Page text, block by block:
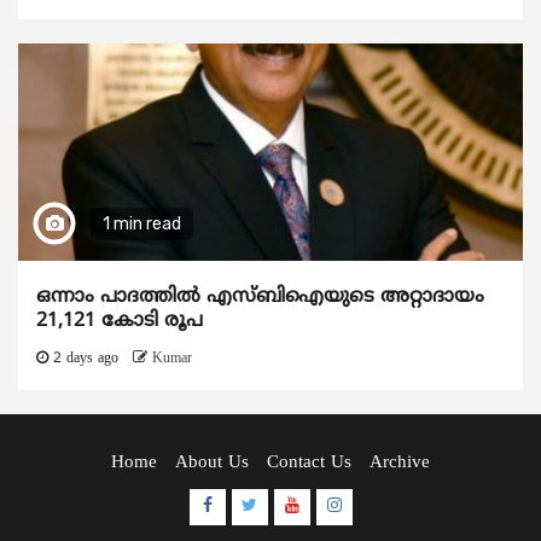
1 min read
ഒന്നാം പാദത്തിൽ എസ്ബിഐയുടെ അറ്റാദായം
21,121 കോടി രൂപ
2 days ago Kumar
Home About Us Contact Us Archive
Facebook
TwitterYoutubeInstagram